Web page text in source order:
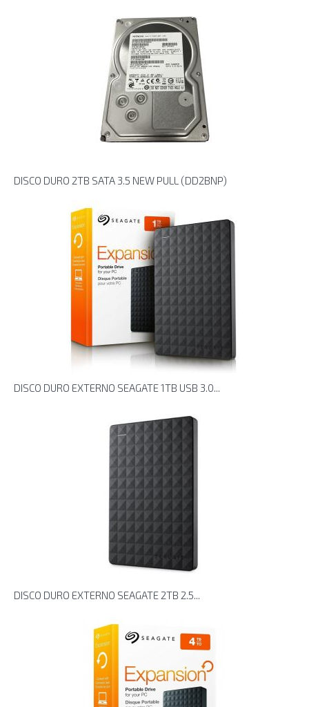
DISCO DURO 2TB SATA 3.5 NEW PULL (DD2BNP)
DISCO DURO EXTERNO SEAGATE 1TB USB 3.0...
DISCO DURO EXTERNO SEAGATE 2TB 2.5...